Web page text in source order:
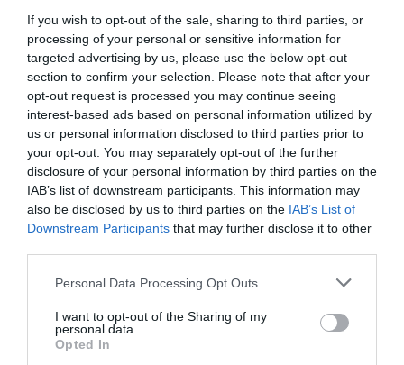
If you wish to opt-out of the sale, sharing to third parties, or
processing of your personal or sensitive information for
targeted advertising by us, please use the below opt-out
section to confirm your selection. Please note that after your
opt-out request is processed you may continue seeing
interest-based ads based on personal information utilized by
us or personal information disclosed to third parties prior to
your opt-out. You may separately opt-out of the further
disclosure of your personal information by third parties on the
IAB’s list of downstream participants. This information may
also be disclosed by us to third parties on the IAB’s List of
Downstream Participants that may further disclose it to other
Please note that this website/app uses one or more Google
not limited to your visit or usage behaviour. You may click to
grant or deny consent to Google and its third-party tags to
use your data for below specified purposes in below Google
Personal Data Processing Opt Outs
I want to opt-out of the Sharing of my
personal data.
Opted In
Ψηφοφορία:4.2 . Από 391 ψήφους.
ΛΟΓΑΡΙΑΣΜΟΣ - ΛΙΟΛΙΟΥ ΚΑΤΕΡΙΝΑ